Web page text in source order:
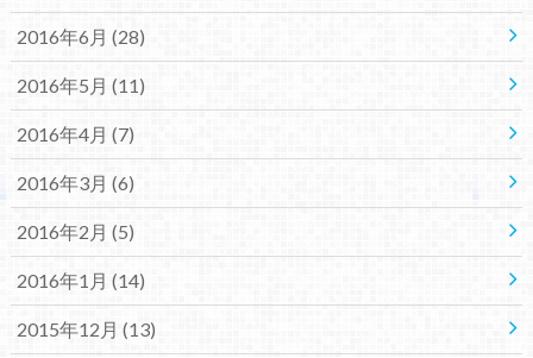
2016年6月 (28)
2016年5月 (11)
2016年4月 (7)
2016年3月 (6)
2016年2月 (5)
2016年1月 (14)
2015年12月 (13)